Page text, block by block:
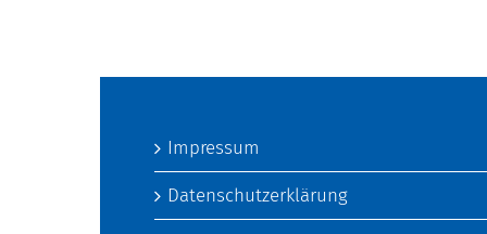
Impressum
Datenschutzerklärung